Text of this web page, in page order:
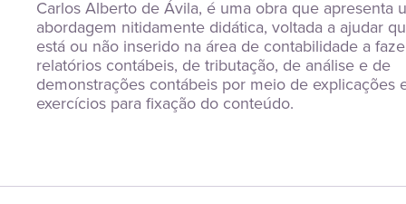
Carlos Alberto de Ávila, é uma obra que apresenta
abordagem nitidamente didática, voltada a ajudar
está ou não inserido na área de contabilidade a
relatórios contábeis, de tributação, de análise e de
demonstrações contábeis por meio de explicações
exercícios para fixação do conteúdo.